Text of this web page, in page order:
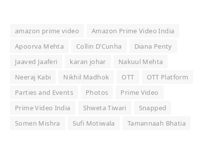
amazon prime video
Amazon Prime Video India
Apoorva Mehta
Collin D’Cunha
Diana Penty
Jaaved Jaaferi
karan johar
Nakuul Mehta
Neeraj Kabi
Nikhil Madhok OTT
OTT Platform
Parties and Events
Photos
Prime Video
Prime Video India
Shweta Tiwari
Snapped
Somen Mishra
Sufi Motiwala Tamannaah Bhatia